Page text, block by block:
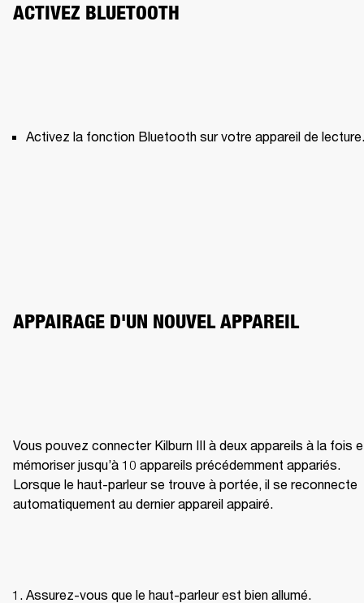
ACTIVEZ BLUETOOTH
Activez la fonction Bluetooth sur votre appareil de
APPAIRAGE D'UN NOUVEL APPAREIL
Vous pouvez connecter Kilburn III à deux appareils à la fois
mémoriser jusqu’à 10 appareils précédemment appariés.
Lorsque le haut-parleur se trouve à portée, il se reconnecte
automatiquement au dernier appareil appairé.
Assurez-vous que le haut-parleur est bien allumé.